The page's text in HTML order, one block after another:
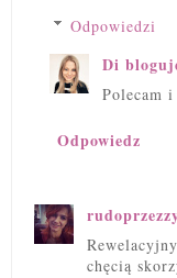
Odpowiedzi
Di
Polecam
Odpowiedz
chęcią